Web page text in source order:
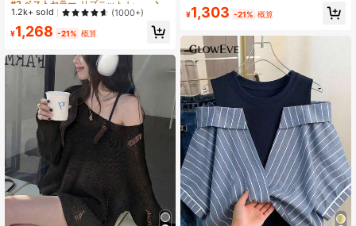
ファッショナブルなルーズフィッ
ト、秋春新作
高リピート率
売り切れ間近！
高リピート率
売り切れ間近！
#2 ベストセラー
高リピート率
売り切れ間近！
1.2k+ sold (1000+)
¥1,268 -21% 概算
¥1,303 -21% 概算